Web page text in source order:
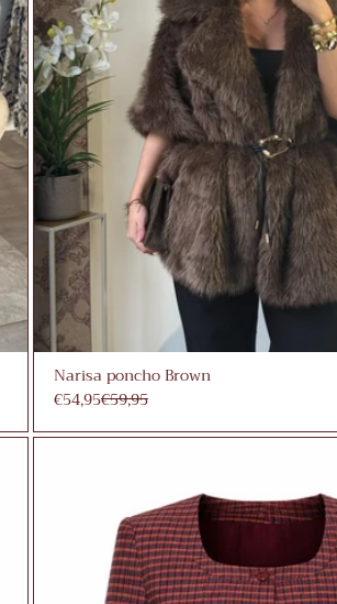
Narisa poncho Brown
€54,95€59,95